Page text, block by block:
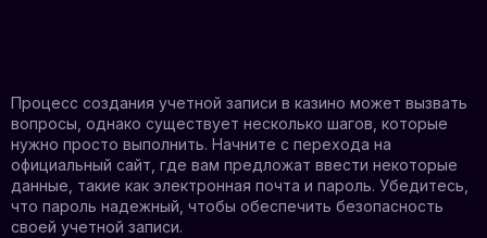
Процесс создания учетной записи в казино может вызвать
вопросы, однако существует несколько шагов, которые
нужно просто выполнить. Начните с перехода на
официальный сайт, где вам предложат ввести некоторые
данные, такие как электронная почта и пароль. Убедитесь,
что пароль надежный, чтобы обеспечить безопасность
своей учетной записи.